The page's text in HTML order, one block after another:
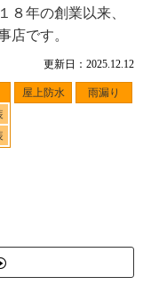
更新日：2025.12.12
屋上防水 雨漏り
８年の創業以来、
店です。